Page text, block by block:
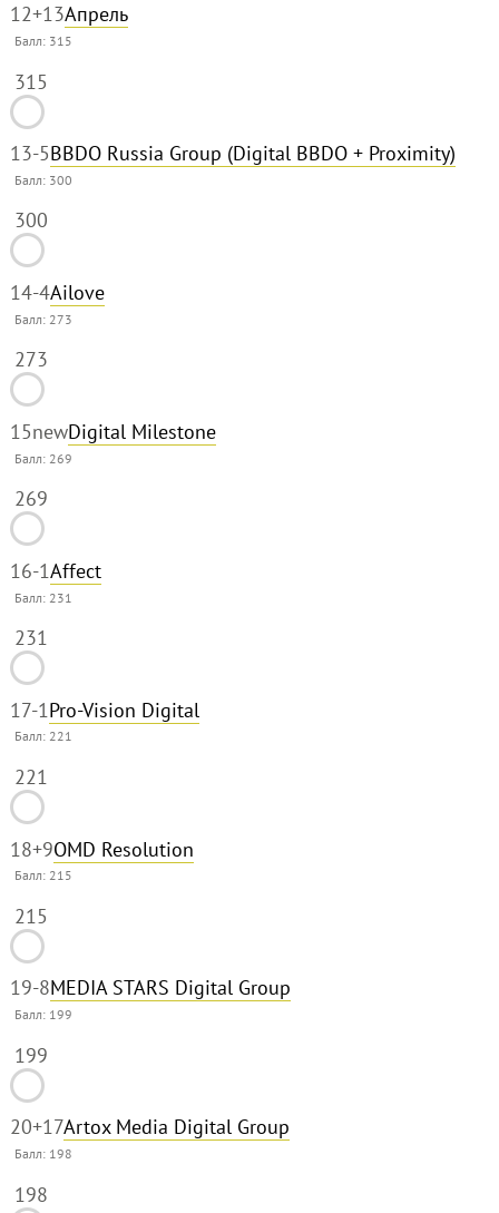
12+13Апрель
Балл: 315
315
13-5BBDO Russia Group (Digital BBDO + Proximity)
Балл: 300
300
14-4Ailove
Балл: 273
273
15newDigital Milestone
Балл: 269
269
16-1Affect
Балл: 231
231
17-1Pro-Vision Digital
Балл: 221
221
18+9OMD Resolution
Балл: 215
215
19-8MEDIA STARS Digital Group
Балл: 199
199
20+17Artox Media Digital Group
Балл: 198
198